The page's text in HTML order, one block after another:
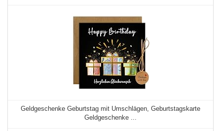
Geldgeschenke Geburtstag mit Umschlägen, Geburtstagskarte
Geldgeschenke ...